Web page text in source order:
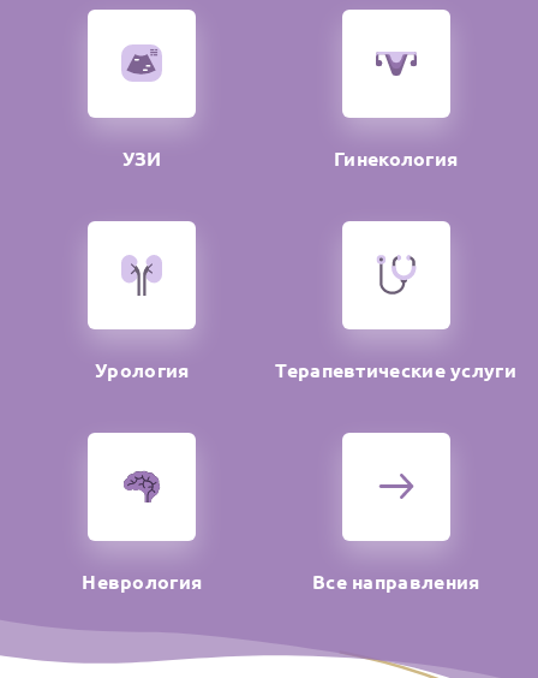
УЗИ Гинекология
Урология Терапевтические услуги
Неврология Все направления